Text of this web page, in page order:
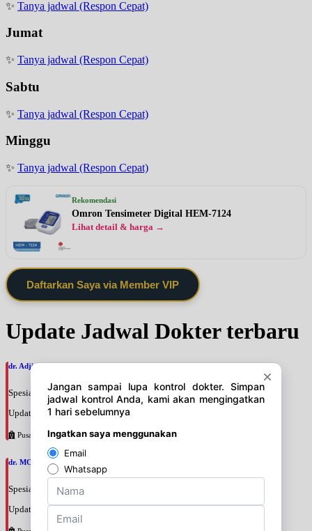
✨ Tanya jadwal (Respon Cepat)
Jumat
✨ Tanya jadwal (Respon Cepat)
Sabtu
✨ Tanya jadwal (Respon Cepat)
Minggu
✨ Tanya jadwal (Respon Cepat)
Rekomendasi
Omron Tensimeter Digital HEM-7124
Lihat detail & harga →
Daftarkan Saya via Member VIP
Update Jadwal Dokter terbaru
dr. Adji Suprajitno, SpPD
Spesialis: Penyakit Dalam
Update terakhir: 2026-08-07 20:37:59
Pusat Pertamina
dr. MOCHAMAD PASHA, SpPD
Spesialis: Penyakit Dalam
Update terakhir: 2026-08-07 20:35:45